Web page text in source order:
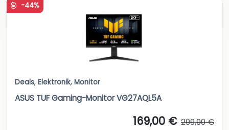
-44%
Deals, Elektronik, Monitor
ASUS TUF Gaming-Monitor VG27AQL5A
169,00 € 299,90 €